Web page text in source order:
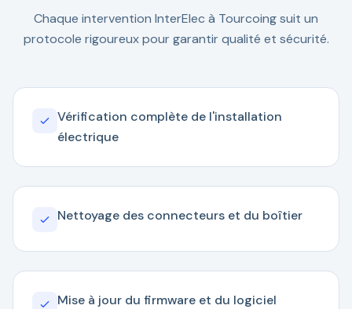
Chaque intervention InterElec à Tourcoing suit un
protocole rigoureux pour garantir qualité et sécurité.
Vérification complète de l'installation
électrique
Nettoyage des connecteurs et du boîtier
Mise à jour du firmware et du logiciel